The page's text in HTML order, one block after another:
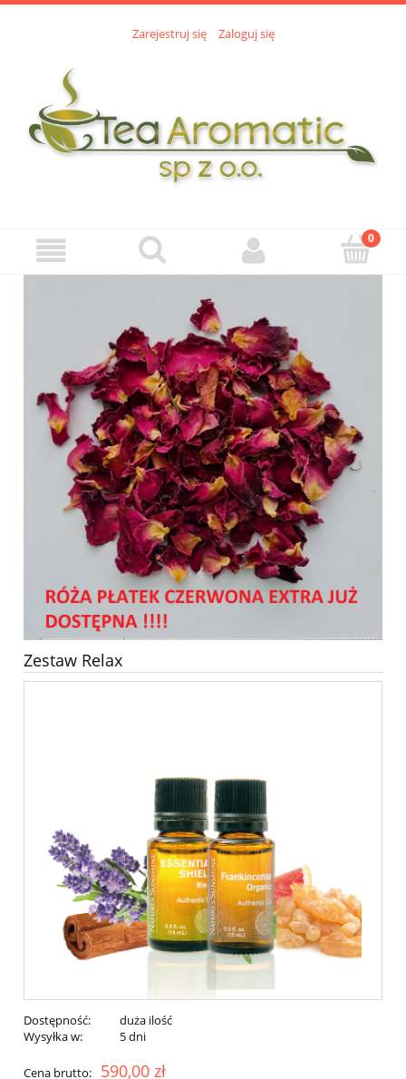
Zarejestruj się Zaloguj się
Zestaw Relax
Dostępność:
duża ilość
Wysyłka w:
5 dni
Cena brutto: 590,00 zł